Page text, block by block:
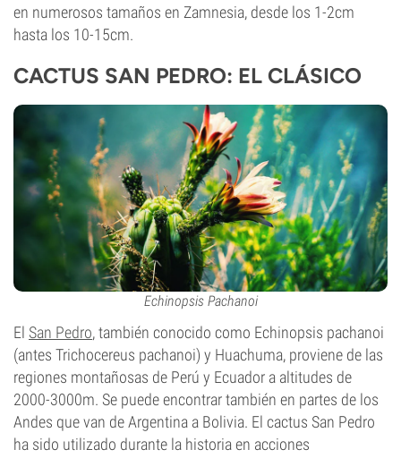
en numerosos tamaños en Zamnesia, desde los 1-2cm
hasta los 10-15cm.
CACTUS SAN PEDRO: EL CLÁSICO
Echinopsis Pachanoi
El San Pedro, también conocido como Echinopsis pachanoi
(antes Trichocereus pachanoi) y Huachuma, proviene de las
regiones montañosas de Perú y Ecuador a altitudes de
2000-3000m. Se puede encontrar también en partes de los
Andes que van de Argentina a Bolivia. El cactus San Pedro
ha sido utilizado durante la historia en acciones